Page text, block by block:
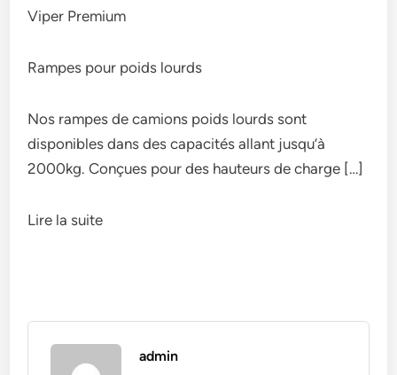
Viper Premium
Rampes pour poids lourds
Nos rampes de camions poids lourds sont
disponibles dans des capacités allant jusqu’à
2000kg. Conçues pour des hauteurs de charge […]
Lire la suite
admin